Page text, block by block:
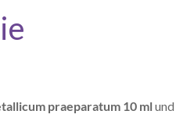
praeparatum 10 mlund